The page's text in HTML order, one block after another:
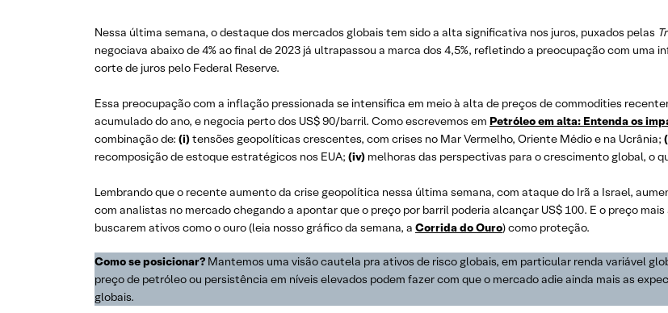
Nessa última semana, o destaque dos mercados globais tem sido a alta significativa nos juros, puxados pelas
negociava abaixo de 4% ao final de 2023 já ultrapassou a marca dos 4,5%, refletindo a preocupação com uma
corte de juros pelo Federal Reserve.
Essa preocupação com a inflação pressionada se intensifica em meio à alta de preços de commodities
acumulado do ano, e negocia perto dos US$ 90/barril. Como escrevemos em Petróleo em alta: Entenda os
combinação de: (i)tensões geopolíticas crescentes, com crises no Mar Vermelho, Oriente Médio e na Ucrânia;
recomposição de estoque estratégicos nos EUA; (iv) melhoras das perspectivas para o crescimento global, o
Lembrando que o recente aumento da crise geopolítica nessa última semana, com ataque do Irã a Israel,
com analistas no mercado chegando a apontar que o preço por barril poderia alcançar US$ 100. E o preço
buscarem ativos como o ouro (leia nosso gráfico da semana, a Corrida do Ouro) como proteção.
Como se posicionar? Mantemos uma visão cautela pra ativos de risco globais, em particular renda variável
preço de petróleo ou persistência em níveis elevados podem fazer com que o mercado adie ainda mais as
globais.